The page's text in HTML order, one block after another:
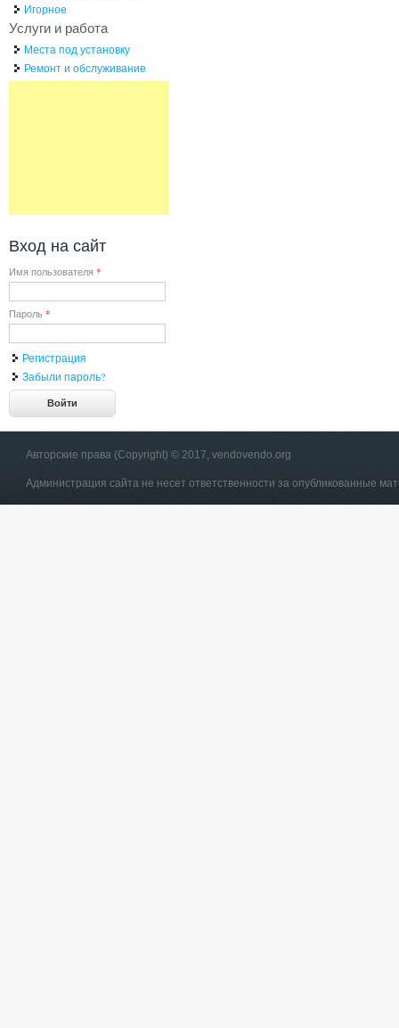
Игорное
Услуги и работа
Места под установку
Ремонт и обслуживание
Вход на сайт
Имя пользователя *
Пароль *
Регистрация
Забыли пароль?
Авторские права (Copyright) © 2017, vendovendo.org
Администрация сайта не несет ответственности за опубликованные